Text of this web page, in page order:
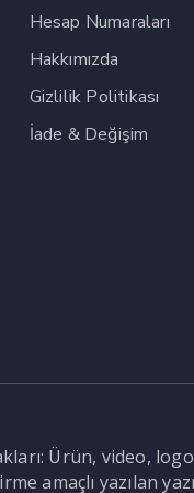
Hesap Numaraları
Hakkımızda
Gizlilik Politikası
İade & Değişim
Ürün, video,
amaçlı yazılan